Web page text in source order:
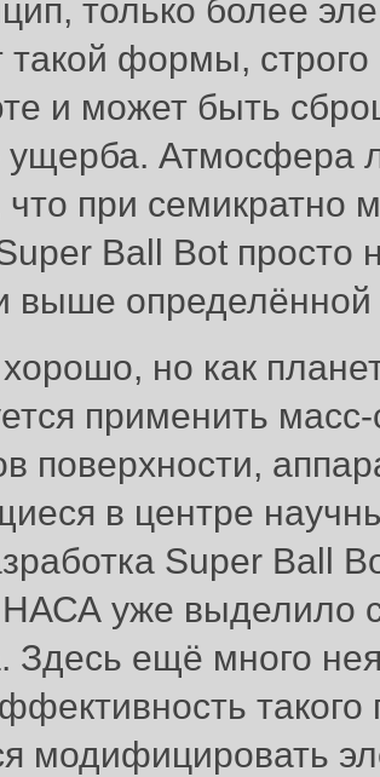
только более
такой формы,
и может быть
ущерба. Атмосфера
при семикратно
Ball Bot просто
выше определённой
но как
применить
поверхности,
в центре
Super Ball
уже выделило
Здесь ещё много
модифицировать